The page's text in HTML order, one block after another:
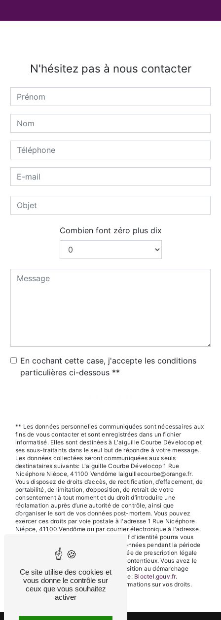
N'hésitez pas à nous contacter
Combien font zéro plus dix
En cochant cette case, j'accepte les conditions
particulières ci-dessous **
** Les données personnelles communiquées sont nécessaires aux
fins de vous contacter et sont enregistrées dans un fichier
informatisé. Elles sont destinées à L'aiguille Courbe Dévelocop et
ses sous-traitants dans le seul but de répondre à votre message.
Les données collectées seront communiquées aux seuls
destinataires suivants: L'aiguille Courbe Dévelocop 1 Rue
Nicéphore Niépce, 41100 Vendôme laiguillecourbe@orange.fr.
Vous disposez de droits d’accès, de rectification, d’effacement, de
portabilité, de limitation, d’opposition, de retrait de votre
consentement à tout moment et du droit d’introduire une
réclamation auprès d’une autorité de contrôle, ainsi que
d’organiser le sort de vos données post-mortem. Vous pouvez
exercer ces droits par voie postale à l'adresse 1 Rue Nicéphore
Niépce, 41100 Vendôme ou par courrier électronique à l'adresse
laiguillecourbe@orange.fr. Un justificatif d'identité pourra vous
être demandé. Nous conservons vos données pendant la période
de prise de contact puis pendant la durée de prescription légale
aux fins probatoires et de gestion des contentieux. Vous avez le
droit de vous inscrire sur la liste d'opposition au démarchage
téléphonique, disponible à cette adresse: Bloctel.gouv.fr.
Consultez le site cnil.fr pour plus d’informations sur vos droits.
Ce site utilise des cookies et
vous donne le contrôle sur
ceux que vous souhaitez
activer